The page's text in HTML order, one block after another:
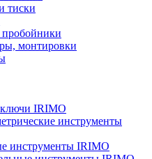
тиски
пробойники
монтировки
IRIMO
инструменты
инструменты IRIMO